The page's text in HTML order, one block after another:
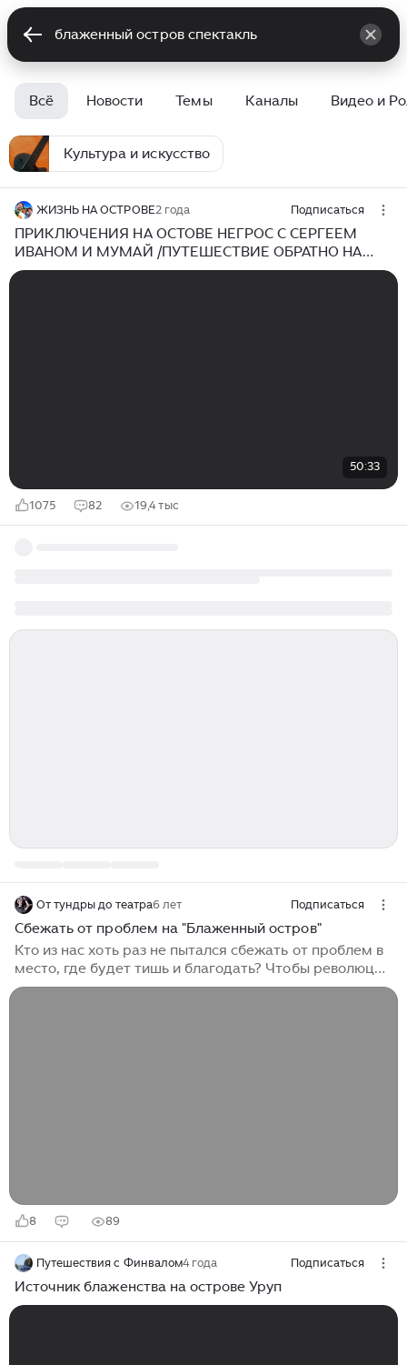
Всё Новости Темы Каналы Видео и
Культура и искусство
ЖИЗНЬ НА ОСТРОВЕ2 года Подписаться
ПРИКЛЮЧЕНИЯ НА ОСТОВЕ НЕГРОС С СЕРГЕЕМ
ИВАНОМ И МУМАЙ /ПУТЕШЕСТВИЕ ОБРАТНО НА
МИНДАНАО / ЖИЗНЬ НА ОСТРОВЕ / ФИЛИППИНЫ
50:33
1075 82 19,4 тыс
От тундры до театра6 лет Подписаться
Сбежать от проблем на "Блаженный остров"
Кто из нас хоть раз не пытался сбежать от проблем в
место, где будет тишь и благодать? Чтобы революции
всех мастей остались далеко-далеко. Вот и герои
8 89
Путешествия с Финвалом4 года Подписаться
Источник блаженства на острове Уруп